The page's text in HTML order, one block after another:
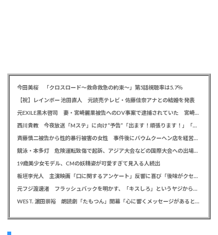
今田美桜 「クロスロード～救命救急の約束～」第5話視聴率は5.7％
【祝】レインボー 池田直人 元読売テレビ・佐藤佳奈アナとの結婚を発表
元EXILE黒木啓司 妻・宮崎麗果被告へのDV事案で逮捕されていた 宮崎は全身打撲、頭部裂傷及び打撲、頸部損傷の怪我
西川貴教 今夜放送「Mステ」に向け“予告”「出ます！頑張ります！」「恐らくアレも着ます！」
斉藤慎二被告から性的暴行被害の女性 事件後にバウムクーヘン店を経営やTikTokでライブ配信する姿に「言葉にできない悔しさと怒り」
競泳・本多灯 危険運転致傷で起訴、アジア大会などの国際大会への出場を辞退
19歳美少女モデル、CMの妖精姿が可愛すぎて見入る人続出
板垣李光人 主演映画「口に関するアンケート」反響に喜び「後味がクセになる、と」
元フジ渡邊渚 フラッシュバックを明かす、「キスしろ」というヤジからパニックに… 「1人の人間の人生に、当たり前の生活を奪った人が全て悪い」
WEST. 濵田崇裕 朗読劇「たもつん」開幕「心に響くメッセージがあると感じています」